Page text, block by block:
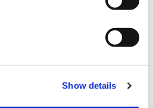
Show details
differenziare i tipi di annunci o